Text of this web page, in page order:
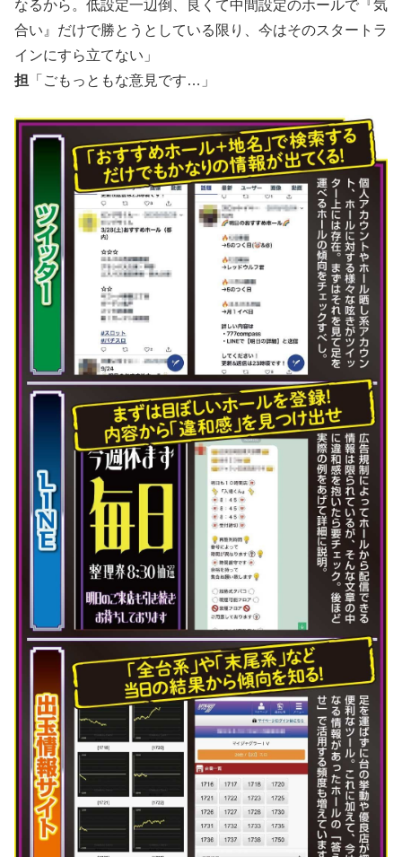
なるから。低設定一辺倒、良くて中間設定のホールで『気
合い』だけで勝とうとしている限り、今はそのスタートラ
インにすら立てない」
担 「ごもっともな意見です…」